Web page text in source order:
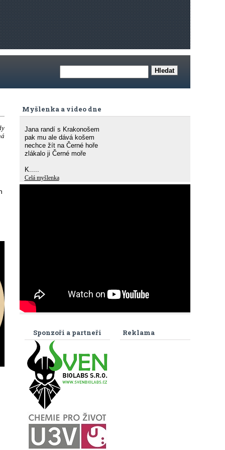
Myšlenka a video dne
Jana randí s Krakonošem
pak mu ale dává košem
nechce žít na Černé hoře
zlákalo ji Černé moře
K.....
Celá myšlenka
Reklama
Sponzoři a partneři